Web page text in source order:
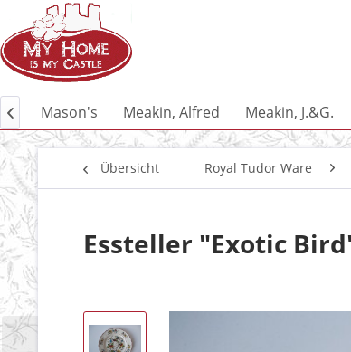
Mason's Meakin, Alfred Meakin, J.&G.

Übersicht Royal Tudor Ware
Essteller "Exotic